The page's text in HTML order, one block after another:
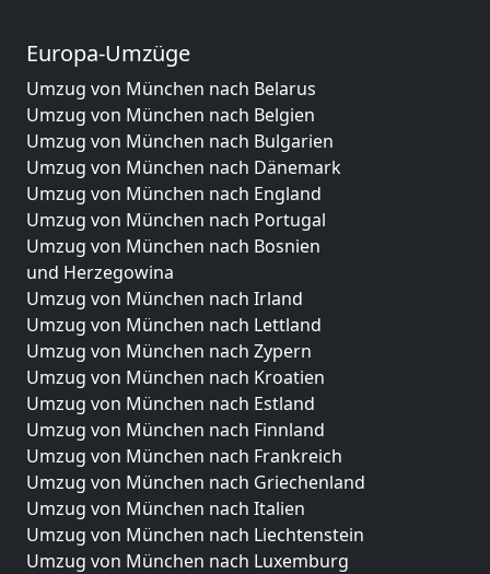
Europa-Umzüge
Umzug von München nach Belarus
Umzug von München nach Belgien
Umzug von München nach Bulgarien
Umzug von München nach Dänemark
Umzug von München nach England
Umzug von München nach Portugal
Umzug von München nach Bosnien
und Herzegowina
Umzug von München nach Irland
Umzug von München nach Lettland
Umzug von München nach Zypern
Umzug von München nach Kroatien
Umzug von München nach Estland
Umzug von München nach Finnland
Umzug von München nach Frankreich
Umzug von München nach Griechenland
Umzug von München nach Italien
Umzug von München nach Liechtenstein
Umzug von München nach Luxemburg